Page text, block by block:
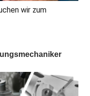
wir zum